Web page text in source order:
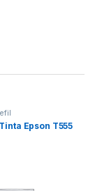
Epson T555